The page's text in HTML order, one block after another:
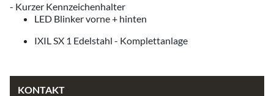
- Kurzer Kennzeichenhalter
LED Blinker vorne + hinten
IXIL SX 1 Edelstahl - Komplettanlage
KONTAKT